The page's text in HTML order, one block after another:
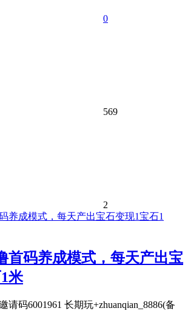
0
569
2
首码养成模式，每天产出宝
米
请码6001961 长期玩+zhuanqian_8886(备